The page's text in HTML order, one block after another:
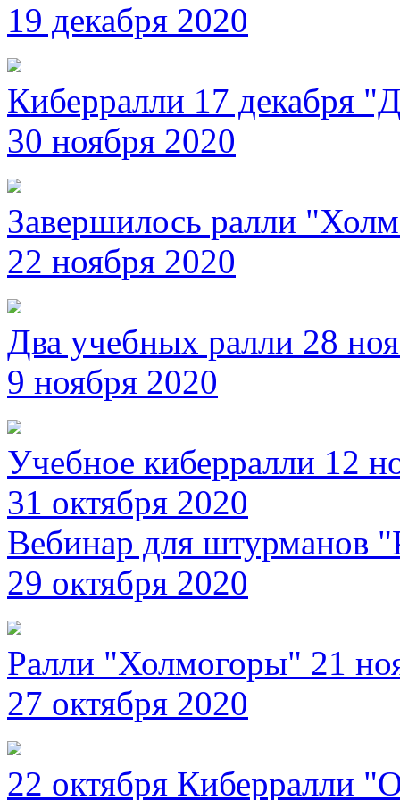
19 декабря 2020
Киберралли 17 декабря
30 ноября 2020
Завершилось ралли
22 ноября 2020
Два учебных ралли 28
9 ноября 2020
Учебное киберралли 12
31 октября 2020
Вебинар для штурманов
29 октября 2020
Ралли "Холмогоры" 21
27 октября 2020
22 октября Киберралли